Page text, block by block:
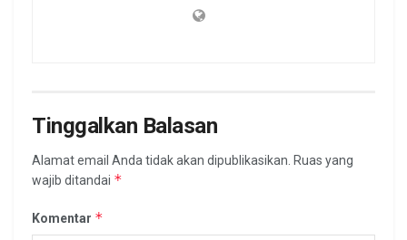
Tinggalkan Balasan
Alamat email Anda tidak akan dipublikasikan. Ruas yang
wajib ditandai *
Komentar *